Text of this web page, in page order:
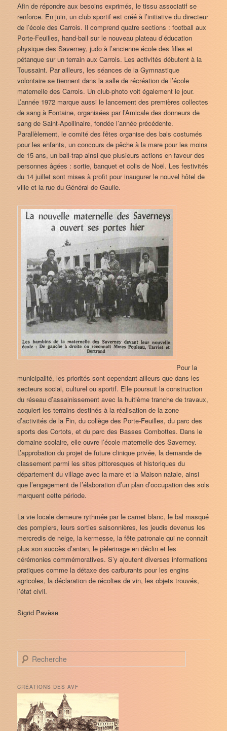
Afin de répondre aux besoins exprimés, le tissu associatif se
renforce. En juin, un club sportif est créé à l’initiative du directeur
de l’école des Carrois. Il comprend quatre sections : football aux
Porte-Feuilles, hand-ball sur le nouveau plateau d’éducation
physique des Saverney, judo à l’ancienne école des filles et
pétanque sur un terrain aux Carrois. Les activités débutent à la
Toussaint. Par ailleurs, les séances de la Gymnastique
volontaire se tiennent dans la salle de récréation de l’école
maternelle des Carrois. Un club-photo voit également le jour.
L’année 1972 marque aussi le lancement des premières collectes
de sang à Fontaine, organisées par l’Amicale des donneurs de
sang de Saint-Apollinaire, fondée l’année précédente.
Parallèlement, le comité des fêtes organise des bals costumés
pour les enfants, un concours de pêche à la mare pour les moins
de 15 ans, un ball-trap ainsi que plusieurs actions en faveur des
personnes âgées : sortie, banquet et colis de Noël. Les festivités
du 14 juillet sont mises à profit pour inaugurer le nouvel hôtel de
ville et la rue du Général de Gaulle.
Pour la
municipalité, les priorités sont cependant ailleurs que dans les
secteurs social, culturel ou sportif. Elle poursuit la construction
du réseau d’assainissement avec la huitième tranche de travaux,
acquiert les terrains destinés à la réalisation de la zone
d’activités de la Fin, du collège des Porte-Feuilles, du parc des
sports des Cortots, et du parc des Basses Combottes. Dans le
domaine scolaire, elle ouvre l’école maternelle des Saverney.
L’approbation du projet de future clinique privée, la demande de
classement parmi les sites pittoresques et historiques du
département du village avec la mare et la Maison natale, ainsi
que l’engagement de l’élaboration d’un plan d’occupation des sols
marquent cette période.
La vie locale demeure rythmée par le carnet blanc, le bal masqué
des pompiers, leurs sorties saisonnières, les jeudis devenus les
mercredis de neige, la kermesse, la fête patronale qui ne connaît
plus son succès d’antan, le pèlerinage en déclin et les
cérémonies commémoratives. S’y ajoutent diverses informations
pratiques comme la détaxe des carburants pour les engins
agricoles, la déclaration de récoltes de vin, les objets trouvés,
l’état civil.
Sigrid Pavèse
e
h
e
r
h
CRÉATIONS DES AVF